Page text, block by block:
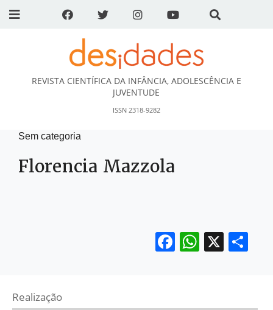
DESidades
REVISTA CIENTÍFICA DA INFÂNCIA, ADOLESCÊNCIA E
JUVENTUDE
ISSN 2318-9282
Sem categoria
Florencia Mazzola
Facebook
X
Realização